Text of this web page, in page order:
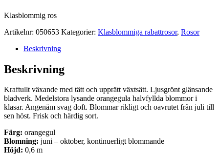
Klasblommig ros
Artikelnr: 050653 Kategorier: Klasblommiga rabattrosor, Rosor
Beskrivning
Beskrivning
Kraftullt växande med tätt och upprätt växtsätt. Ljusgrönt glänsande
bladverk. Medelstora lysande orangegula halvfyllda blommor i
klasar. Angenäm svag doft. Blommar rikligt och oavrutet från juli till
sen höst. Frisk och härdig sort.
Färg: orangegul
Blomning: juni – oktober, kontinuerligt blommande
Höjd: 0,6 m